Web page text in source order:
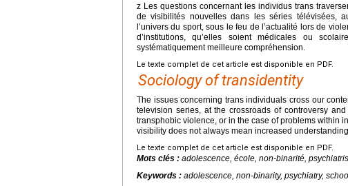
z Les questions concernant les individus trans
de visibilités nouvelles dans les séries télévisées,
l’univers du sport, sous le feu de l’actualité lors de
d’institutions, qu’elles soient médicales ou
systématiquement meilleure compréhension.
Le texte complet de cet article est disponible en PDF.
Sociology of transidentity
The issues concerning trans individuals cross our
television series, at the crossroads of controversy
transphobic violence, or in the case of problems within
visibility does not always mean increased understanding.
Le texte complet de cet article est disponible en PDF.
Mots clés : adolescence, école, non-binarité,
Keywords : adolescence, non-binarity, psychiatry,